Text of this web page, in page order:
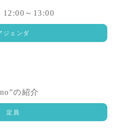
12:00～13:00
ジェンダ
の紹介
定員